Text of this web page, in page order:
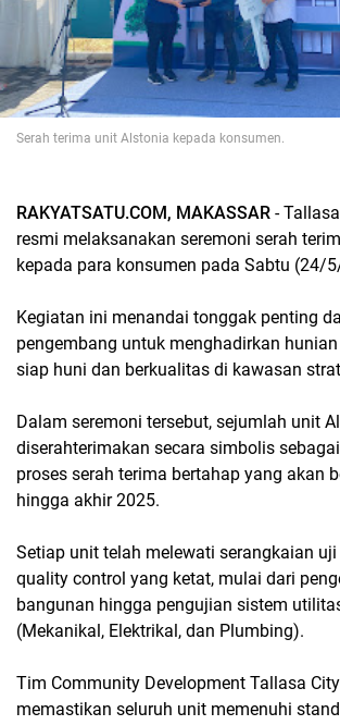
Serah terima unit Alstonia kepada konsumen.
RAKYATSATU.COM, MAKASSAR -
resmi melaksanakan seremoni serah
kepada para konsumen pada Sabtu (24/
Kegiatan ini menandai tonggak penting
pengembang untuk menghadirkan
siap huni dan berkualitas di kawasan
Dalam seremoni tersebut, sejumlah unit
diserahterimakan secara simbolis
proses serah terima bertahap yang akan
hingga akhir 2025.
Setiap unit telah melewati serangkaian
quality control yang ketat, mulai dari
bangunan hingga pengujian sistem
(Mekanikal, Elektrikal, dan Plumbing).
Tim Community Development Tallasa
memastikan seluruh unit memenuhi